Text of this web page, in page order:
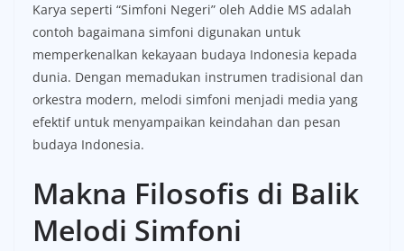
Karya seperti “Simfoni Negeri” oleh Addie MS adalah
contoh bagaimana simfoni digunakan untuk
memperkenalkan kekayaan budaya Indonesia kepada
dunia. Dengan memadukan instrumen tradisional dan
orkestra modern, melodi simfoni menjadi media yang
efektif untuk menyampaikan keindahan dan pesan
budaya Indonesia.
Makna Filosofis di Balik
Melodi Simfoni